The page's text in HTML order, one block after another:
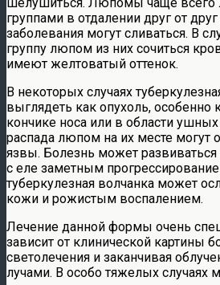
группами в отдалении друг от
заболевания могут сливаться. В
группу люпом из них сочиться
имеют желтоватый оттенок.
В некоторых случаях
выглядеть как опухоль, особенно
кончике носа или в области
распада люпом на их месте могут
язвы. Болезнь может развиваться
с еле заметным
туберкулезная волчанка может
кожи и рожистым воспалением.
Лечение данной формы очень
зависит от клинической картины
светолечения и заканчивая
лучами. В особо тяжелых случаях